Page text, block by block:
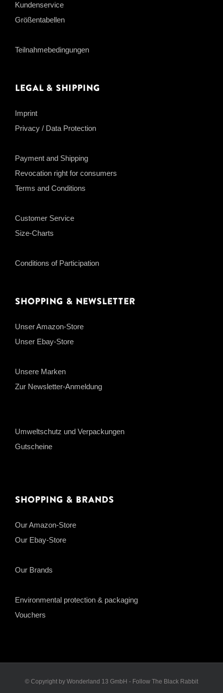
Kundenservice
Größentabellen
Teilnahmebedingungen
Legal & Shipping
Imprint
Privacy / Data Protection
Payment and Shipping
Revocation right for consumers
Terms and Conditions
Customer Service
Size-Charts
Conditions of Participation
Shopping & Newsletter
Unser Amazon-Store
Unser Ebay-Store
Unsere Marken
Zur Newsletter-Anmeldung
Umweltschutz und Verpackungen
Gutscheine
Shopping & Brands
Our Amazon-Store
Our Ebay-Store
Our Brands
Environmental protection & packaging
Vouchers
© Copyright by Wonderland 13 GmbH - Follow The Black Rabbit